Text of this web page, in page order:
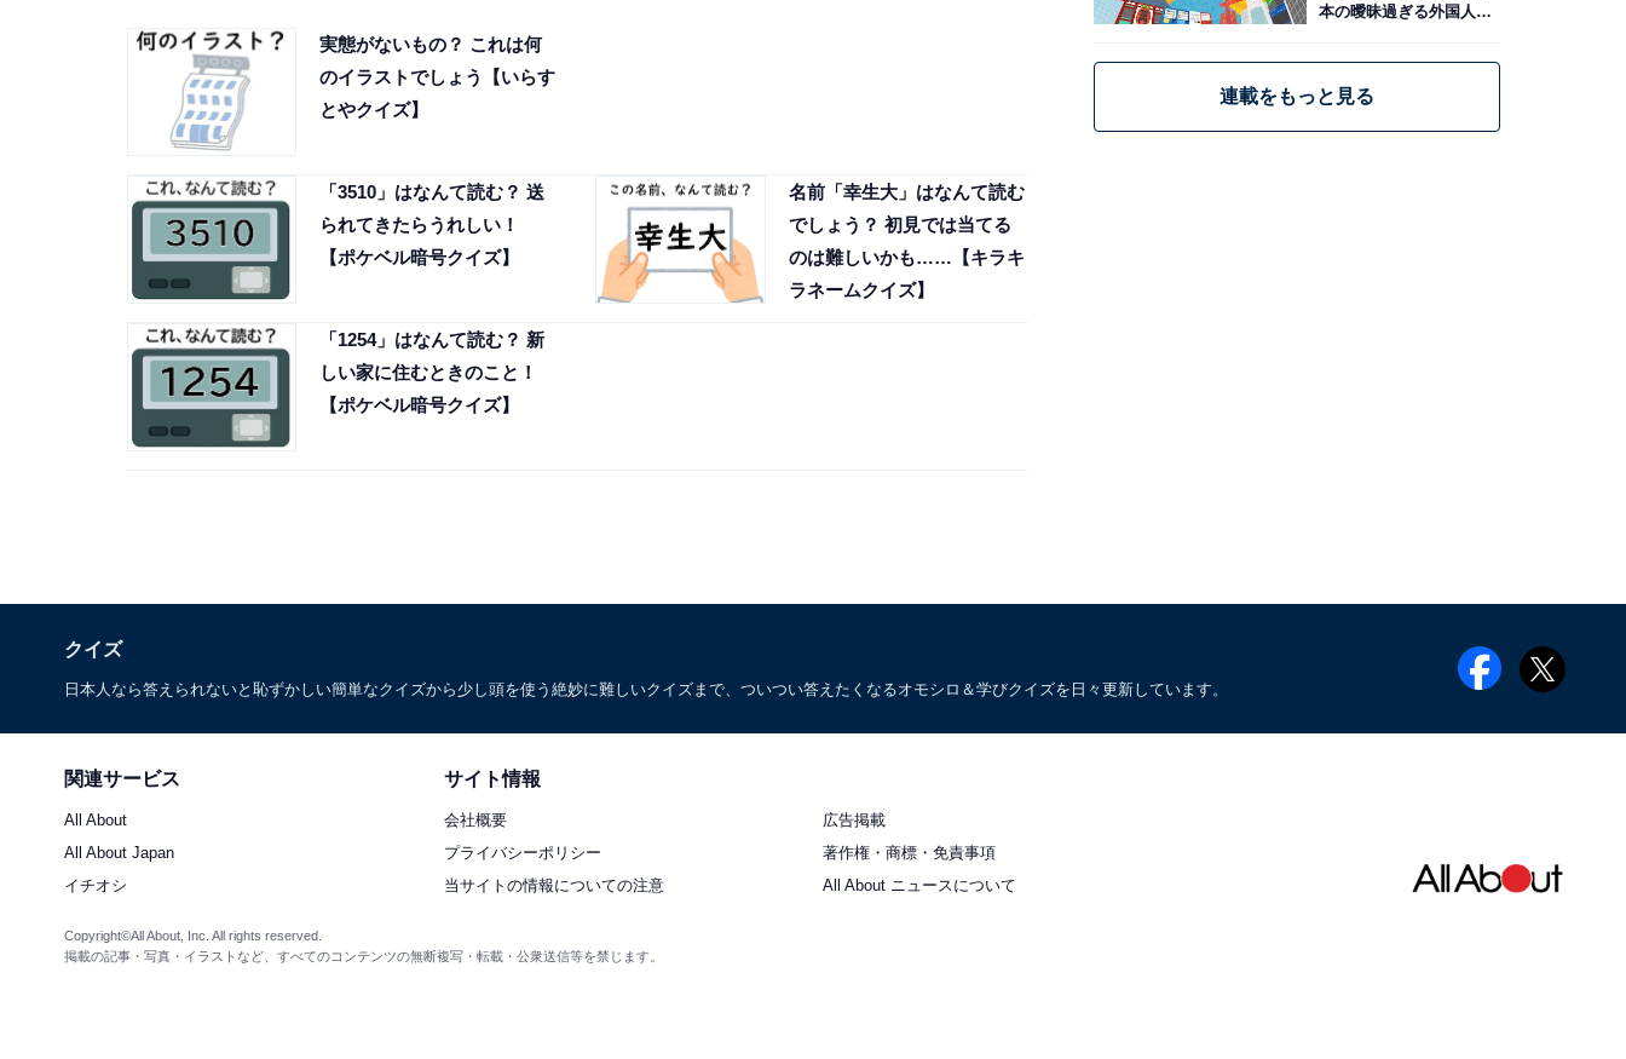
実態がないもの？ これは何
のイラストでしょう【いらす
とやクイズ】
「3510」はなんて読む？ 送
られてきたらうれしい！
【ポケベル暗号クイズ】
名前「幸生大」はなんて読む
でしょう？ 初見では当てる
のは難しいかも……【キラキ
ラネームクイズ】
「1254」はなんて読む？ 新
しい家に住むときのこと！
【ポケベル暗号クイズ】
本の曖昧過ぎる外国人政
連載をもっと見る
クイズ
日本人なら答えられないと恥ずかしい簡単なクイズから少し頭を使う絶妙に難しいクイズまで、ついつい答えたくなるオモシロ＆学びクイズを日々更新しています。
関連サービス
All About
All About Japan
イチオシ
サイト情報
会社概要
広告掲載
プライバシーポリシー
著作権・商標・免責事項
当サイトの情報についての注意
All About ニュースについて
Copyright©All About, Inc. All rights reserved.
掲載の記事・写真・イラストなど、すべてのコンテンツの無断複写・転載・公衆送信等を禁じます。